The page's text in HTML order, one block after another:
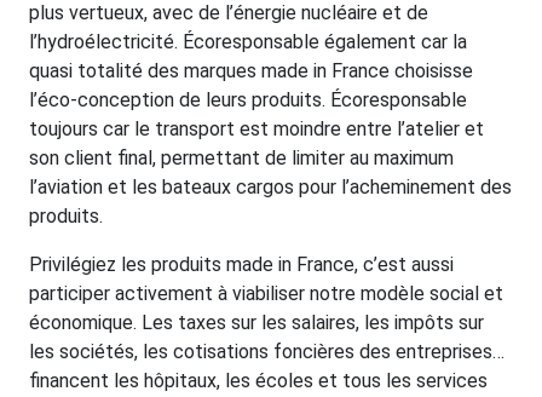
plus vertueux, avec de l’énergie nucléaire et de
l’hydroélectricité. Écoresponsable également car la
quasi totalité des marques made in France choisisse
l’éco-conception de leurs produits. Écoresponsable
toujours car le transport est moindre entre l’atelier et
son client final, permettant de limiter au maximum
l’aviation et les bateaux cargos pour l’acheminement des
produits.
Privilégiez les produits made in France, c’est aussi
participer activement à viabiliser notre modèle social et
économique. Les taxes sur les salaires, les impôts sur
les sociétés, les cotisations foncières des entreprises…
financent les hôpitaux, les écoles et tous les services